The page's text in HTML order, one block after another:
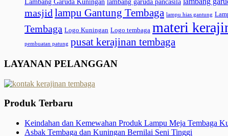
Lambang Garuda Kuningan lambang garuda pancasila
masjid lampu Gantung Tembaga lampu hias gantung
Tembaga Logo Kuningan Logo tembaga materi
pembuatan patung pusat kerajinan tembaga
LAYANAN PELANGGAN
Produk Terbaru
Keindahan dan Kemewahan Produk Lampu Meja Tembaga
Asbak Tembaga dan Kuningan Bernilai Seni Tinggi